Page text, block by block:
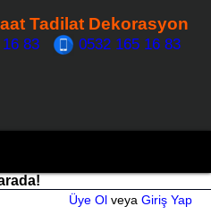
Tadilat Dekorasyon
83 0532 165 16 83
Üye Ol veya Giriş Yap